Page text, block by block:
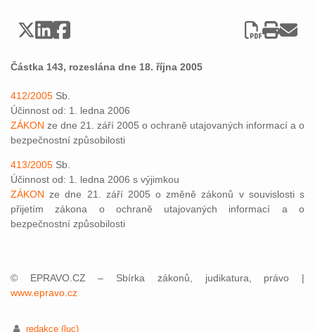
Částka 143, rozeslána dne 18. října 2005
412/2005 Sb.
Účinnost od: 1. ledna 2006
ZÁKON ze dne 21. září 2005 o ochraně utajovaných informací a o
bezpečnostní způsobilosti
413/2005 Sb.
Účinnost od: 1. ledna 2006 s výjimkou
ZÁKON ze dne 21. září 2005 o změně zákonů v souvislosti s
přijetím zákona o ochraně utajovaných informací a o
bezpečnostní způsobilosti
© EPRAVO.CZ – Sbírka zákonů, judikatura, právo |
www.epravo.cz
redakce (luc)